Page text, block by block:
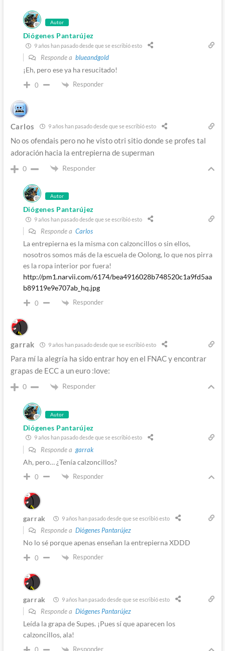
Autor
Diógenes Pantarújez
9 años han pasado desde que se escribió esto
Responde a blueandgold
¡Eh, pero ese ya ha resucitado!
0 Responder
Carlos 9 años han pasado desde que se escribió esto
No os ofendais pero no he visto otri sitio donde se profes tal
adoración hacia la entrepierna de superman
0 Responder
Autor
Diógenes Pantarújez
9 años han pasado desde que se escribió esto
Responde a Carlos
La entrepierna es la misma con calzoncillos o sin ellos,
nosotros somos más de la escuela de Oolong, lo que nos pirra
es la ropa interior por fuera!
http://pm1.narvii.com/6174/bea4916028b748520c1a9fd5aa
b89119e9e707ab_hq.jpg
0 Responder
garrak 9 años han pasado desde que se escribió esto
Para mí la alegría ha sido entrar hoy en el FNAC y encontrar
grapas de ECC a un euro :love:
0 Responder
Autor
Diógenes Pantarújez
9 años han pasado desde que se escribió esto
Responde a garrak
Ah, pero… ¿Tenía calzoncillos?
0 Responder
garrak 9 años han pasado desde que se escribió esto
Responde a Diógenes Pantarújez
No lo sé porque apenas enseñan la entrepierna XDDD
0 Responder
garrak 9 años han pasado desde que se escribió esto
Responde a Diógenes Pantarújez
Leída la grapa de Supes. ¡Pues sí que aparecen los
calzoncillos, ala!
Responder